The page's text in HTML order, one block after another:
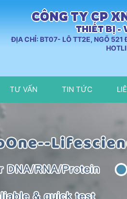
CÔNG TY CP
THIẾT BỊ -
ĐỊA CHỈ: BT07- LÔ TT2E, NGÕ 521
TƯ VẤN TIN TỨC